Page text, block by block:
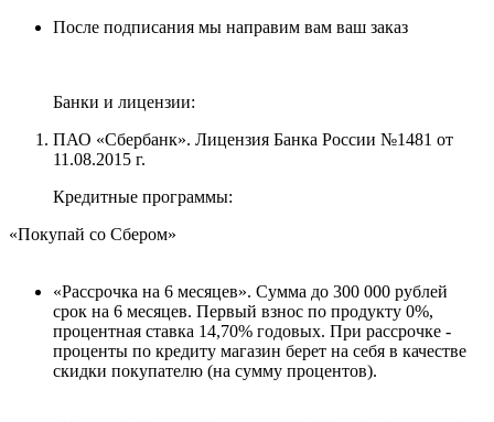
После подписания мы направим вам ваш заказ
Банки и лицензии:
ПАО «Сбербанк». Лицензия Банка России №1481 от
11.08.2015 г.
Кредитные программы:
«Покупай со Сбером»
«Рассрочка на 6 месяцев». Сумма до 300 000 рублей
срок на 6 месяцев. Первый взнос по продукту 0%,
процентная ставка 14,70% годовых. При рассрочке -
проценты по кредиту магазин берет на себя в качестве
скидки покупателю (на сумму процентов).